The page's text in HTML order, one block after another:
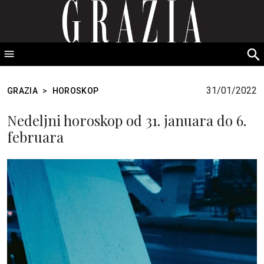
GRAZIA Srbija
GRAZIA > HOROSKOP 31/01/2022
Nedeljni horoskop od 31. januara do 6.
februara